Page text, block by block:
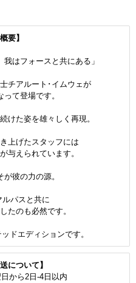
要】
我はフォースと共にある」
チアルート･イムウェが
て登場です。
けた姿を雄々しく再現。
上げたスタッフには
与えられています。
彼の力の源。
パスと共に
たのも必然です。
ドエディションです。
について】
から2日-4日以内